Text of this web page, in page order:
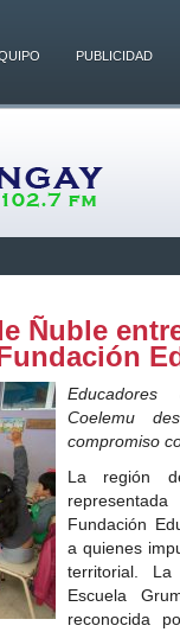
PUBLICIDAD
Ñuble
Coelemu
compromiso
La región
Fundación
a quienes
territorial.
Escuela
reconocida